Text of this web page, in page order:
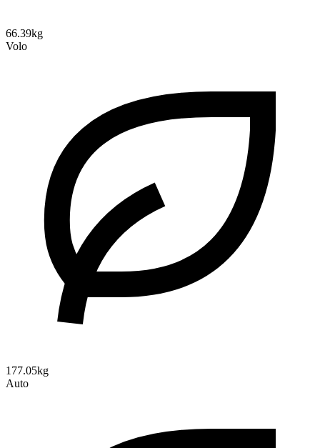
66.39kg
Volo
177.05kg
Auto